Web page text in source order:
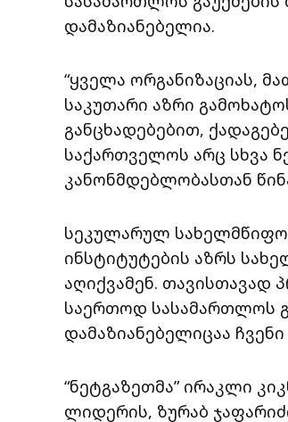
დამაზიანებელია.
“ყველა ორგანიზაციას,
საკუთარი აზრი
განცხადებებით,
საქართველოს არც სხვა
კანონმდებლობასთან
სეკულარულ
ინსტიტუტების აზრს
აღიქვამენ. თავისთავად
საერთოდ სასამართლოს
დამაზიანებელიცაა ჩვენი
“ნეტგაზეთმა” ირაკლი
ლიდერის, ზურაბ